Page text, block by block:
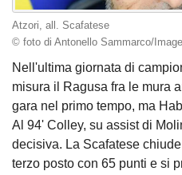
Atzori, all. Scafatese
© foto di Antonello Sammarco/
Nell'ultima giornata di
misura il Ragusa fra le mura
gara nel primo tempo, ma
Al 94' Colley, su assist di
decisiva. La Scafatese
terzo posto con 65 punti e si